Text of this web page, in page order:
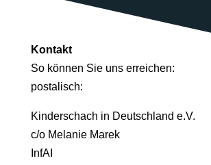
Kontakt
So können Sie uns erreichen:
postalisch:
Kinderschach in Deutschland e.V.
c/o Melanie Marek
InfAI